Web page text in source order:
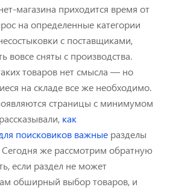
магазина приходится время от
на определенные категории
с поставщиками,
вовсе сняты с производства.
товаров нет смысла — но
на складе все же необходимо.
страницы с минимумом
как
поисковиков важные разделы
Сегодня же рассмотрим обратную
если раздел не может
обширный выбор товаров, и